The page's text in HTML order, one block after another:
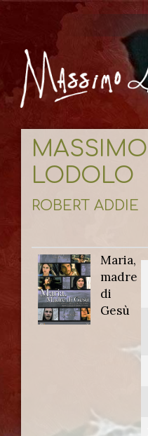
MASSIMO
LODOLO
ROBERT ADDIE
Maria,
madre
di
Gesù